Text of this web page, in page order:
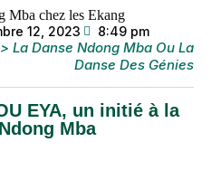
12, 2023 8:49 pm
> La Danse Ndong Mba Ou La
Danse Des Génies
EYA, un initié à la
Mba